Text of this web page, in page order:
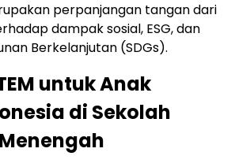
perpanjangan tangan dari
dampak sosial, ESG, dan
Berkelanjutan (SDGs).
untuk Anak
di Sekolah